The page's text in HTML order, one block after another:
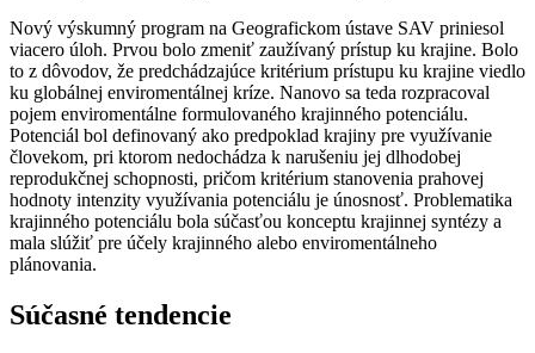
Nový výskumný program na Geografickom ústave SAV priniesol
viacero úloh. Prvou bolo zmeniť zaužívaný prístup ku krajine. Bolo
to z dôvodov, že predchádzajúce kritérium prístupu ku krajine viedlo
ku globálnej enviromentálnej kríze. Nanovo sa teda rozpracoval
pojem enviromentálne formulovaného krajinného potenciálu.
Potenciál bol definovaný ako predpoklad krajiny pre využívanie
človekom, pri ktorom nedochádza k narušeniu jej dlhodobej
reprodukčnej schopnosti, pričom kritérium stanovenia prahovej
hodnoty intenzity využívania potenciálu je únosnosť. Problematika
krajinného potenciálu bola súčasťou konceptu krajinnej syntézy a
mala slúžiť pre účely krajinného alebo enviromentálneho
plánovania.
Súčasné tendencie